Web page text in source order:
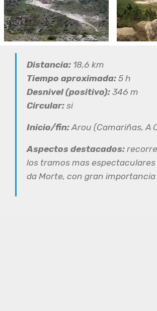
Distancia: 18,6 km
Tiempo aproximada: 5 h
Desnivel (positivo): 346 m
Circular: si
Inicio/fin:Arou (Camariñas, A
Aspectos destacados:
los tramos mas espectaculares
da Morte, con gran importancia